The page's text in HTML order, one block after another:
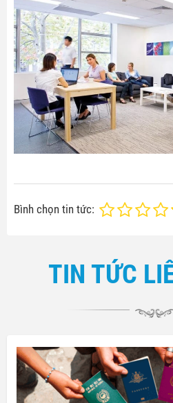
Bình chọn tin tức:
TIN TỨC